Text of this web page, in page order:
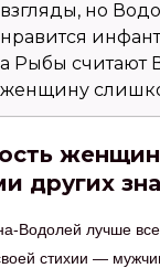
взгляды, но
нравится
а Рыбы считают
женщину
других
Водолей лучше
стихии —